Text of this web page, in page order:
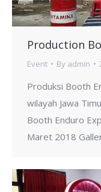
Production
Event By admin
Produksi Booth
wilayah Jawa
Booth Enduro
Maret 2018